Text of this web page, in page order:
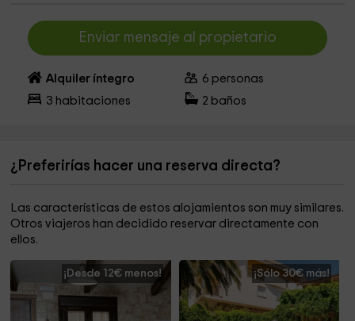
Enviar mensaje al propietario
Alquiler íntegro 6 personas
3 habitaciones 2 baños
¿Preferirías hacer una reserva directa?
Las características de estos alojamientos son muy similares.
Otros viajeros han decidido reservar directamente con
ellos.
¡Desde 12€ menos! ¡Sólo 30€ más!